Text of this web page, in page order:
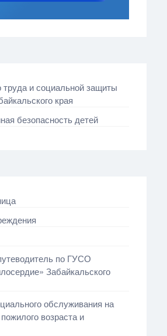
труда и социальной защиты
края
безопасность детей
по ГУСО
Забайкальского
обслуживания на
возраста и